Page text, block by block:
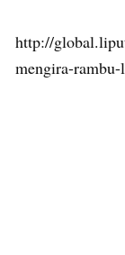
http://
mengira-